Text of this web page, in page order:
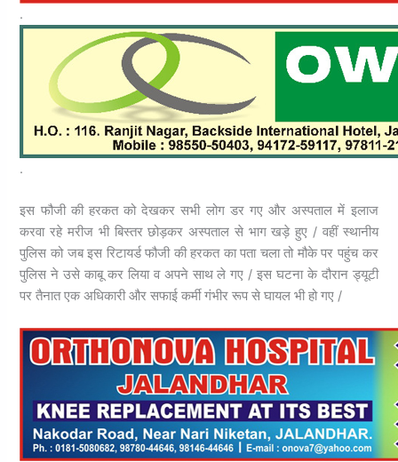
.
.
इस फौजी की हरकत को देखकर सभी लोग डर गए और अस्पताल में इलाज
करवा रहे मरीज भी बिस्तर छोड़कर अस्पताल से भाग खड़े हुए / वहीं स्थानीय
पुलिस को जब इस रिटायर्ड फौजी की हरकत का पता चला तो मौके पर पहुंच कर
पुलिस ने उसे काबू कर लिया व अपने साथ ले गए / इस घटना के दौरान ड्यूटी
पर तैनात एक अधिकारी और सफाई कर्मी गंभीर रूप से घायल भी हो गए /